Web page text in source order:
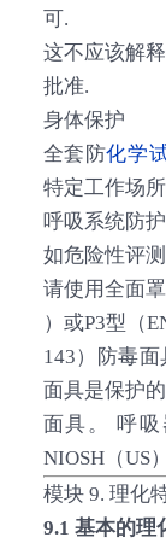
可.
这不应该解
批准.
身体保护
全套防化学
特定工作场
呼吸系统防护
如危险性评
请使用全面
）或P3型（
143）防毒
面具是保护
面具。 呼
NIOSH（US
模块 9. 理化
9.1 基本的理